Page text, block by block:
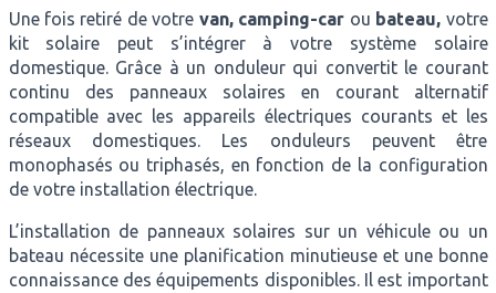
Une fois retiré de votre van, camping-car ou bateau, votre
kit solaire peut s’intégrer à votre système solaire
domestique. Grâce à un onduleur qui convertit le courant
continu des panneaux solaires en courant alternatif
compatible avec les appareils électriques courants et les
réseaux domestiques. Les onduleurs peuvent être
monophasés ou triphasés, en fonction de la configuration
de votre installation électrique.
L’installation de panneaux solaires sur un véhicule ou un
bateau nécessite une planification minutieuse et une bonne
connaissance des équipements disponibles. Il est important